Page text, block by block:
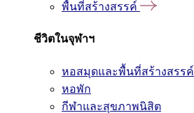
พื้นที่สร้างสรรค์
ชีวิตในจุฬาฯ
หอสมุดและพื้นที่สร้างสรรค์
หอพัก
กีฬาและสุขภาพนิสิต